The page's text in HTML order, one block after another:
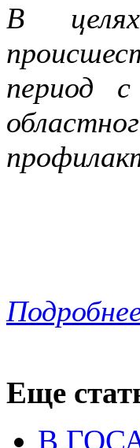
В целях
период
Еще
В